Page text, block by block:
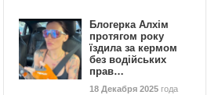
Блогерка Алхім
протягом року
їздила за кермом
без водійських
прав…
18 Декабря 2025 года